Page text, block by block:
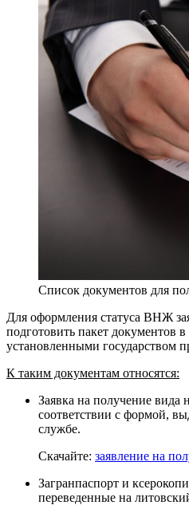
Список документов для
Для оформления статуса ВНЖ
подготовить пакет документов в
установленными государством
К таким документам относятся:
Заявка на получение вида
соответствии с формой,
службе.
Скачайте: заявление на
Загранпаспорт и
переведенные на